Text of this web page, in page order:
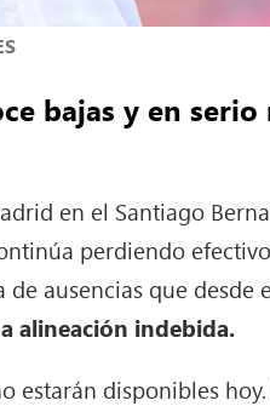
bajas y en
en el Santiago
perdiendo
de ausencias que desde
alineación indebida.
estarán disponibles